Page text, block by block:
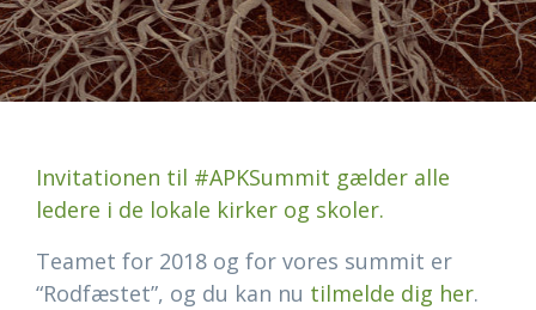
Invitationen til #APKSummit gælder alle
ledere i de lokale kirker og skoler.
Teamet for 2018 og for vores summit er
“Rodfæstet”, og du kan nu tilmelde dig her.